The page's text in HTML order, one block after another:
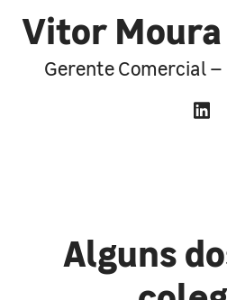
Vitor
Gerente Comercial
Alguns